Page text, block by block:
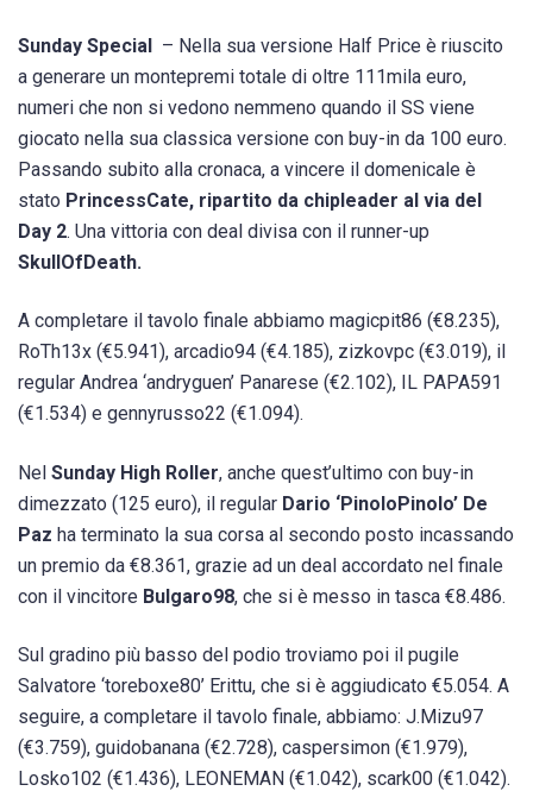
Sunday Special
– Nella sua versione Half Price è riuscito
a generare un montepremi totale di oltre 111mila euro,
numeri che non si vedono nemmeno quando il SS viene
giocato nella sua classica versione con buy-in da 100 euro.
Passando subito alla cronaca, a vincere il domenicale è
stato PrincessCate, ripartito da chipleader al via del
Day 2. Una vittoria con deal divisa con il runner-up
SkullOfDeath.
A completare il tavolo finale abbiamo magicpit86 (€8.235),
RoTh13x (€5.941), arcadio94 (€4.185), zizkovpc (€3.019), il
regular Andrea ‘andryguen’ Panarese (€2.102), IL PAPA591
(€1.534) e gennyrusso22 (€1.094).
Nel Sunday High Roller, anche quest’ultimo con buy-in
dimezzato (125 euro), il regular Dario ‘PinoloPinolo’ De
Paz ha terminato la sua corsa al secondo posto incassando
un premio da €8.361, grazie ad un deal accordato nel finale
con il vincitore Bulgaro98, che si è messo in tasca €8.486.
Sul gradino più basso del podio troviamo poi il pugile
Salvatore ‘toreboxe80’ Erittu, che si è aggiudicato €5.054. A
seguire, a completare il tavolo finale, abbiamo: J.Mizu97
(€3.759), guidobanana (€2.728), caspersimon (€1.979),
Losko102 (€1.436), LEONEMAN (€1.042), scark00 (€1.042).